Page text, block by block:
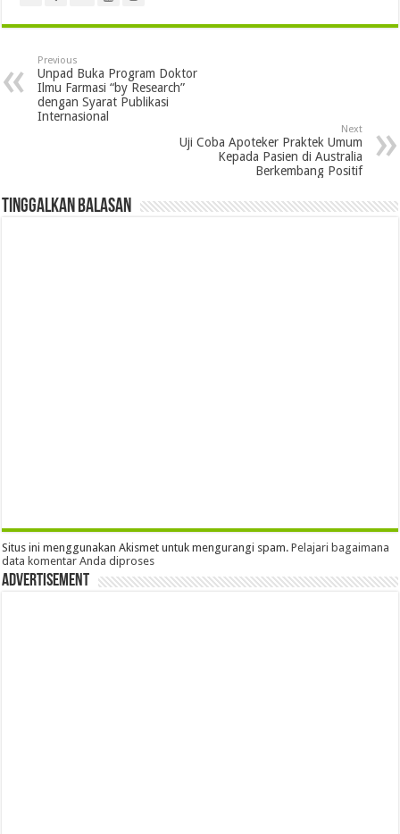
Previous
Unpad Buka Program Doktor
Ilmu Farmasi “by Research”
dengan Syarat Publikasi
Internasional
Next
Uji Coba Apoteker Praktek Umum
Kepada Pasien di Australia
Berkembang Positif
Tinggalkan Balasan
Situs ini menggunakan Akismet untuk mengurangi spam.Pelajari bagaimana
data komentar Anda diproses
Advertisement